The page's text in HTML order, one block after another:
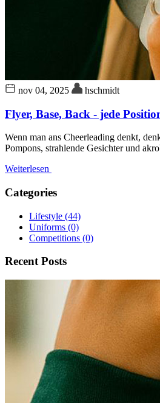
nov 04, 2025 hschmidt
Flyer, Base, Back - jede
Wenn man ans Cheerleading denkt,
Pompons, strahlende Gesichter und
Weiterlesen
Categories
Lifestyle (44)
Uniforms (0)
Competitions (0)
Recent Posts